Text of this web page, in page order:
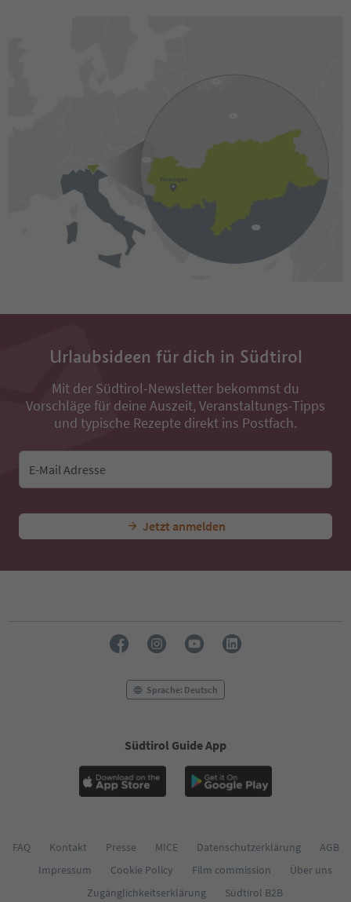
Urlaubsideen für dich in Südtirol
Mit der Südtirol-Newsletter bekommst du
Vorschläge für deine Auszeit, Veranstaltungs-Tipps
und typische Rezepte direkt ins Postfach.
E-Mail Adresse
Jetzt anmelden
Sprache: Deutsch
Südtirol Guide App
FAQ Kontakt Presse MICE Datenschutzerklärung
AGB
Impressum
Cookie Policy Film commission
Über uns
Zugänglichkeitserklärung
Südtirol B2B